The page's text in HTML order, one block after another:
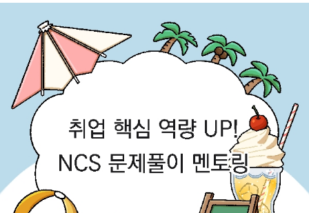
을 놓치지 않도록 주의하시기 바랍니다. 과목별 수업 방식이나 시험 일정
이 다를 수 있으니 담당 교수님의 안내와 학사 공지도 함께 확인하면 좋
을 것 같습니다!방학 중에도 꾸준히 수업에 참여해야 하는 만큼 개인 일
정과 학업 계획을 미리 조율해 두는 것이 좋습니다. 하계 계절학기를 수
강하는 학생분들께서는 남은 기간 동안 계획적으로 학업을 이어가며 알
찬 방학을 보내시기 바랍니다!6월 29일~7월 2일 1학기 성적열람 기간
두 번째로 6월 29일부터 7월 2일은 1학기 성적열람 기간입니다. 성적열
람 및 온라인 이의 신청 방법은 종합정보시스템에서 성적/강의평가로 들
어가 성적확인 및 이의신청의 과정을 통해 가능합니다. 교과목의 성적은
수업/평가계획서에 제시된 출석상황과 역량평가점수를 합산하여 산출하